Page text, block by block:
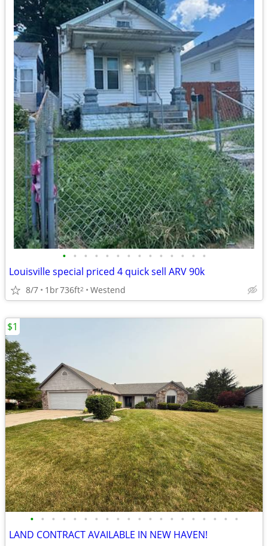
• • • • • • • • • • • • • •
Louisville special priced 4 quick sell ARV 90k
8/7 1br736ft2 Westend
• • • • • • • • • • • • • • • • • • • •
LAND CONTRACT AVAILABLE IN NEW HAVEN!
$1